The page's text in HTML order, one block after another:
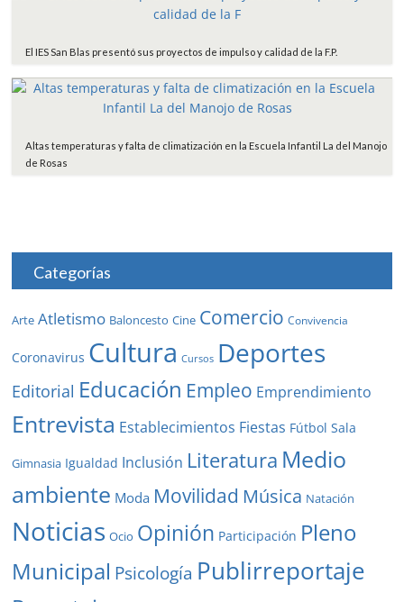
El IES San Blas presentó sus proyectos de impulso y calidad de la F.P.
Altas temperaturas y falta de climatización en la Escuela Infantil La del Manojo
de Rosas
Categorías
Arte Atletismo Baloncesto Cine Comercio Convivencia
Coronavirus Cultura Cursos Deportes
Editorial Educación Empleo Emprendimiento
Entrevista Establecimientos Fiestas Fútbol Sala
Gimnasia Igualdad Inclusión Literatura Medio
ambiente Moda Movilidad Música Natación
Noticias Ocio Opinión Participación Pleno
Municipal Psicología Publirreportaje